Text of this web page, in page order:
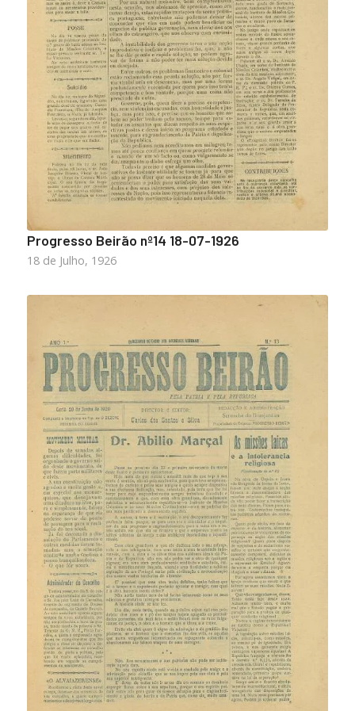
Progresso Beirão nº14 18-07-1926
18 de Julho, 1926